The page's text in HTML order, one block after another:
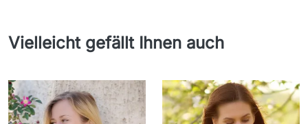
Vielleicht gefällt Ihnen auch